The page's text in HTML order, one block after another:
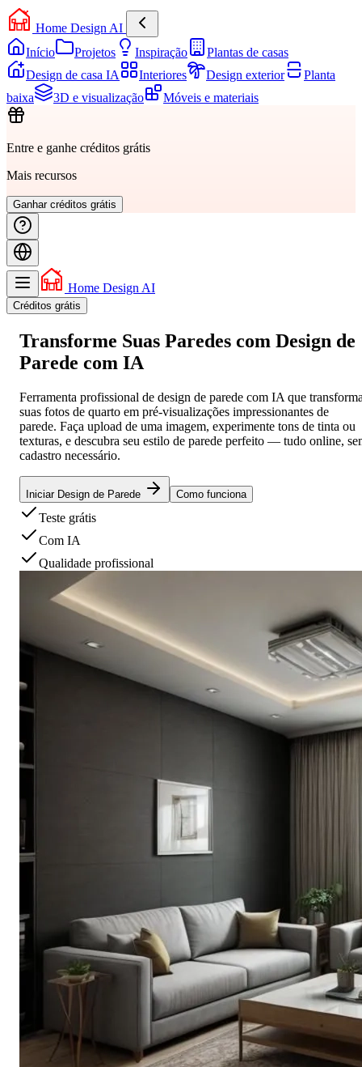
Home Design AI
Início
Projetos Inspiração
Plantas de casas
Design de casa IA
Interiores Design exterior
Planta
baixa
3D e visualização Móveis e materiais
Entre e ganhe créditos grátis
Mais recursos
Ganhar créditos grátis
Home Design AI
Créditos grátis
Transforme Suas Paredes com Design de
Parede com IA
Ferramenta profissional de design de parede com IA que
suas fotos de quarto em pré-visualizações impressionantes de
parede. Faça upload de uma imagem, experimente tons de tinta ou
texturas, e descubra seu estilo de parede perfeito — tudo online,
cadastro necessário.
Iniciar Design de Parede Como funciona
Teste grátis
Com IA
Qualidade profissional